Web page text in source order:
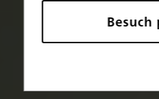
Besuch